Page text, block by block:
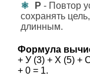
Р - Повтор
сохранять
длинным.
Формула
+ У (3) + Х (5) +
+ 0 = 1.